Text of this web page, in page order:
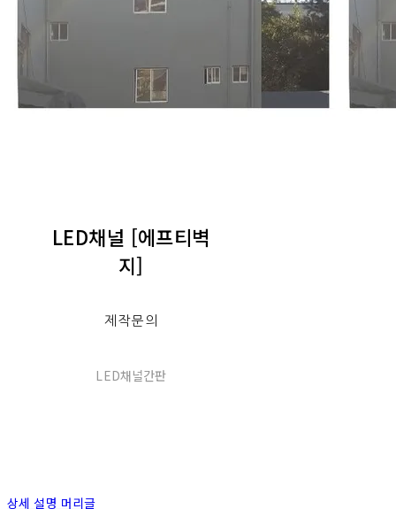
LED채널 [에프티벽
지]
제작문의
LED채널간판
상세 설명 머리글